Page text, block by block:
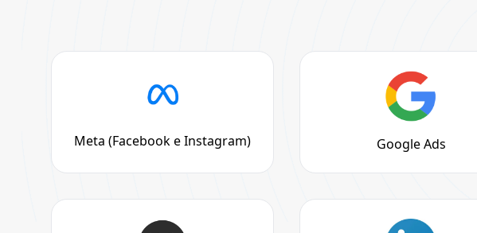
Meta (Facebook e Instagram) Google Ads